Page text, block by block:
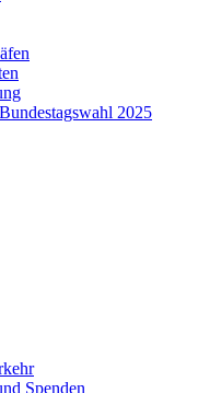
2025
Spenden